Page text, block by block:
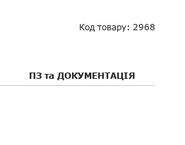
Код товару: 2968
ПЗ та ДОКУМЕНТАЦІЯ